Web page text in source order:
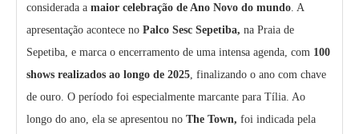
considerada a maior celebração de Ano Novo do mundo . A
apresentação acontece no Palco Sesc Sepetiba, na Praia de
Sepetiba, e marca o encerramento de uma intensa agenda, com 100
shows realizados ao longo de 2025 , finalizando o ano com chave
de ouro. O período foi especialmente marcante para Tília. Ao
longo do ano, ela se apresentou no The Town, foi indicada pela